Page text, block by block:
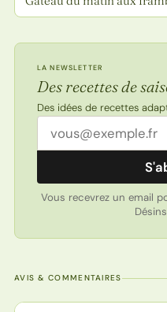
LA NEWSLETTER
Des recettes de
Des idées de recettes
Adresse email
Vous recevrez un email
AVIS & COMMENTAIRES